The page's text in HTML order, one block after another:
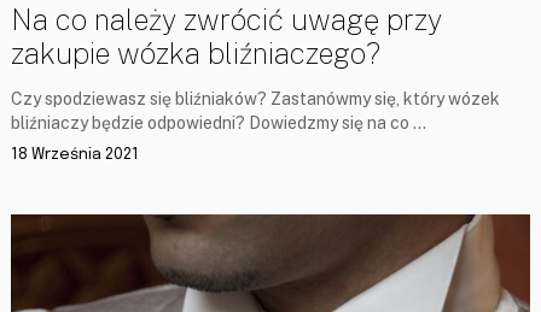
Na co należy zwrócić uwagę przy
zakupie wózka bliźniaczego?
Czy spodziewasz się bliźniaków? Zastanówmy się, który wózek
bliźniaczy będzie odpowiedni? Dowiedzmy się na co …
18 Września 2021